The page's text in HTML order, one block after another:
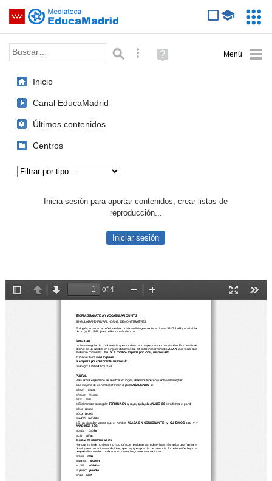
Saltar navegación
Palabra o frase: Búsqueda avanzada
Ayuda
(en
Inicio
Canal EducaMadrid
Últimos contenidos
Centros
Inicia sesión para aportar contenidos, crear listas de
reproducción...
Iniciar sesión